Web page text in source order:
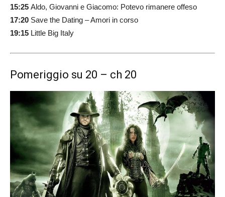
15:25 Aldo, Giovanni e Giacomo: Potevo rimanere offeso
17:20 Save the Dating – Amori in corso
19:15 Little Big Italy
Pomeriggio su 20 – ch 20